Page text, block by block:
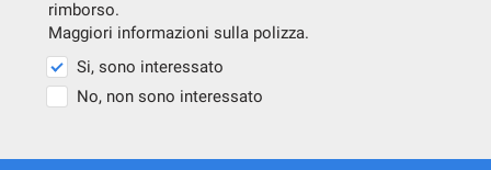
rimborso.
Maggiori informazioni sulla polizza.
Si, sono interessato
No, non sono interessato